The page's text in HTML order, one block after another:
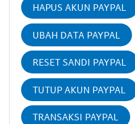
HAPUS AKUN PAYPAL
UBAH DATA PAYPAL
RESET SANDI PAYPAL
TUTUP AKUN PAYPAL
TRANSAKSI PAYPAL